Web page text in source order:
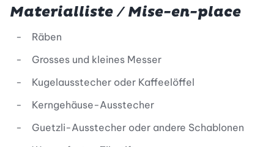
Materialliste / Mise-en-place
Räben
Grosses und kleines Messer
Kugelausstecher oder Kaffeelöffel
Kerngehäuse-Ausstecher
Guetzli-Ausstecher oder andere Schablonen